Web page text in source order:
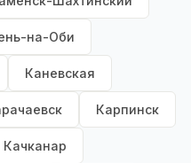
на-Оби
Каневская
Карпинск
Качканар